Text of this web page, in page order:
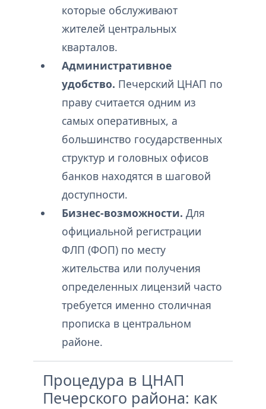
которые обслуживают
жителей центральных
кварталов.
Административное
удобство. Печерский ЦНАП по
праву считается одним из
самых оперативных, а
большинство государственных
структур и головных офисов
банков находятся в шаговой
доступности.
Бизнес-возможности. Для
официальной регистрации
ФЛП (ФОП) по месту
жительства или получения
определенных лицензий часто
требуется именно столичная
прописка в центральном
районе.
Процедура в ЦНАП
Печерского района: как